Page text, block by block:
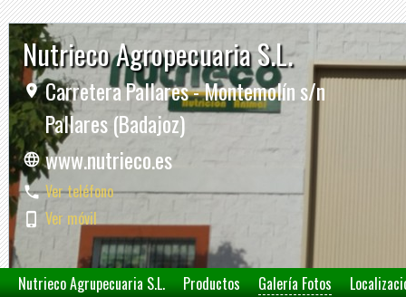
Nutrieco Agropecuaria S.L.
Carretera Pallares - Montemolín s/n
Pallares (Badajoz)
www.nutrieco.es
Ver teléfono
Ver móvil
Nutrieco Agrupecuaria S.L. Productos Galería Fotos